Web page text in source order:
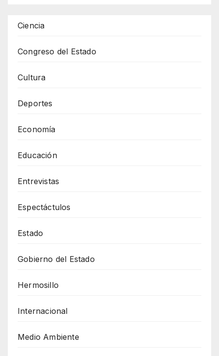
Ciencia
Congreso del Estado
Cultura
Deportes
Economía
Educación
Entrevistas
Espectáctulos
Estado
Gobierno del Estado
Hermosillo
Internacional
Medio Ambiente